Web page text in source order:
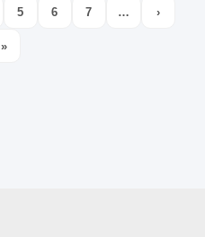
5 6 7 …More ›Next
»Last